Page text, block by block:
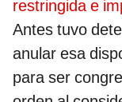
restringida e
Antes tuvo
anular esa
para ser